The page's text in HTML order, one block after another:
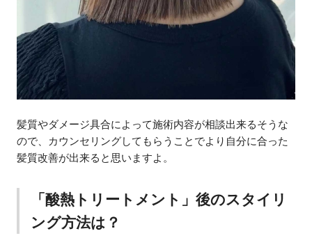
髪質やダメージ具合によって施術内容が相談出来るそうな
ので、カウンセリングしてもらうことでより自分に合った
髪質改善が出来ると思いますよ。
「酸熱トリートメント」後のスタイリ
ング方法は？